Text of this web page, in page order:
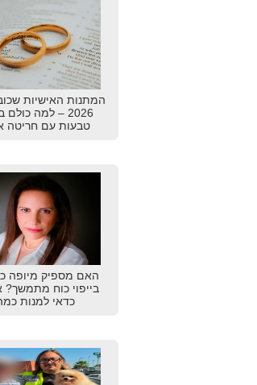
המתנות האישיות
2026 – למה
טבעות עם חריטה
האם מספיק מיופה
בייפוי כוח מתמשך?
כדאי למנות